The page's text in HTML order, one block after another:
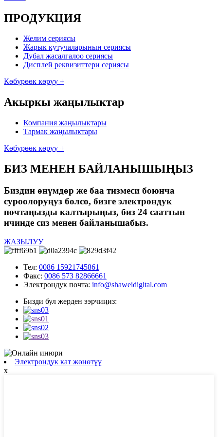
ПРОДУКЦИЯ
Желим сериясы
Жарык кутучаларынын сериясы
Дубал жасалгалоо сериясы
Дисплей реквизиттери сериясы
Көбүрөөк көрүү +
Акыркы жаңылыктар
Компания жаңылыктары
Тармак жаңылыктары
Көбүрөөк көрүү +
БИЗ МЕНЕН БАЙЛАНЫШЫҢЫЗ
Биздин өнүмдөр же баа тизмеси боюнча
суроолоруңуз болсо, бизге электрондук
почтаңызды калтырыңыз, биз 24 сааттын
ичинде сиз менен байланышабыз.
ЖАЗЫЛУУ
Тел: 0086 15921745861
Факс: 0086 573 82866661
Электрондук почта: info@shaweidigital.com
Бизди бул жерден ээрчиңиз:
Электрондук кат жөнөтүү
x